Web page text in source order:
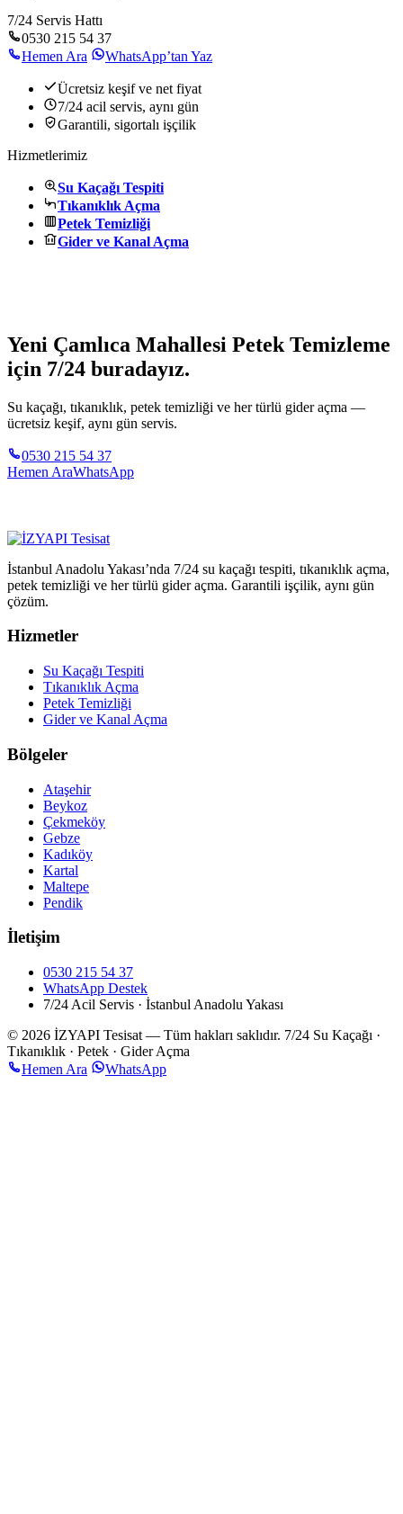
7/24 Servis Hattı
0530 215 54 37
Hemen Ara
WhatsApp’tan Yaz
Ücretsiz keşif ve net fiyat
7/24 acil servis, aynı gün
Garantili, sigortalı işçilik
Hizmetlerimiz
Su Kaçağı Tespiti
Tıkanıklık Açma
Petek Temizliği
Gider ve Kanal Açma
Yeni Çamlıca Mahallesi Petek Temizleme
için 7/24 buradayız.
Su kaçağı, tıkanıklık, petek temizliği ve her türlü gider açma —
ücretsiz keşif, aynı gün servis.
0530 215 54 37
Hemen AraWhatsApp
İstanbul Anadolu Yakası’nda 7/24 su kaçağı tespiti, tıkanıklık açma,
petek temizliği ve her türlü gider açma. Garantili işçilik, aynı gün
çözüm.
Hizmetler
Su Kaçağı Tespiti
Tıkanıklık Açma
Petek Temizliği
Gider ve Kanal Açma
Bölgeler
Ataşehir
Beykoz
Çekmeköy
Gebze
Kadıköy
Kartal
Maltepe
Pendik
İletişim
0530 215 54 37
WhatsApp Destek
7/24 Acil Servis · İstanbul Anadolu Yakası
© 2026 İZYAPI Tesisat — Tüm hakları saklıdır. 7/24 Su Kaçağı ·
Tıkanıklık · Petek · Gider Açma
Hemen Ara
WhatsApp